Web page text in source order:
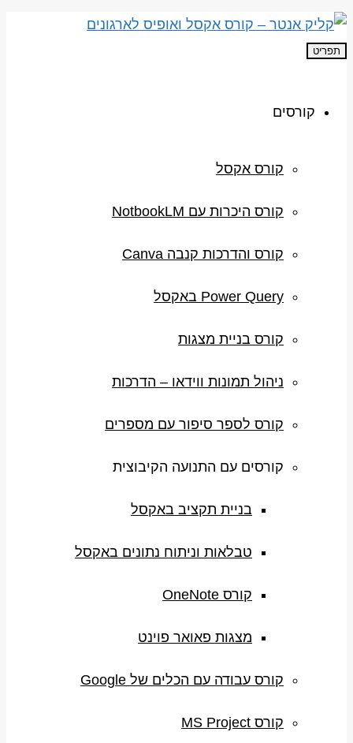
תפריט
קורסים
קורס אקסל
קורס היכרות עם NotbookLM
קורס והדרכות קנבה Canva
Power Query באקסל
קורס בניית מצגות
ניהול תמונות ווידאו – הדרכות
קורס לספר סיפור עם מספרים
קורסים עם התנועה הקיבוצית
בניית תקציב באקסל
טבלאות וניתוח נתונים באקסל
קורס OneNote
מצגות פאואר פוינט
קורס עבודה עם הכלים של Google
קורס MS Project